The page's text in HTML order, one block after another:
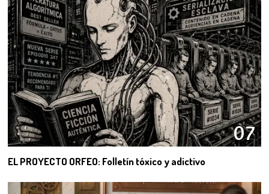
07
EL PROYECTO ORFEO: Folletín tóxico y adictivo